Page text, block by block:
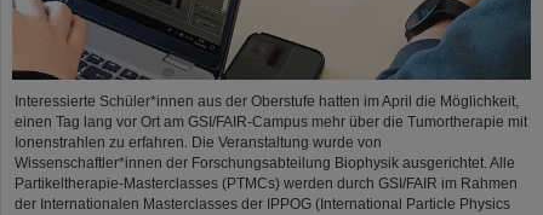
Interessierte Schüler*innen aus der Oberstufe hatten im April die Möglichkeit,
einen Tag lang vor Ort am GSI/FAIR-Campus mehr über die Tumortherapie mit
Ionenstrahlen zu erfahren. Die Veranstaltung wurde von
Wissenschaftler*innen der Forschungsabteilung Biophysik ausgerichtet. Alle
Partikeltherapie-Masterclasses (PTMCs) werden durch GSI/FAIR im Rahmen
der Internationalen Masterclasses der IPPOG (International Particle Physics